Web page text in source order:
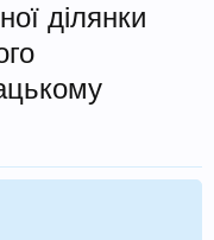
ділянки